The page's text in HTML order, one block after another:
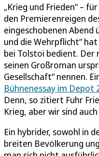
„Krieg und Frieden“ –
den Premierenreigen
eingeschobenen Abend
und die Wehrpflicht“ hat
bei Tolstoi bedient. Der
seinen Großroman
Gesellschaft“ nennen.
Bühnenessay im Depot
Denn, so zitiert Fuhr
Krieg, aber wir sind
Ein hybrider, sowohl in
breiten Bevölkerung